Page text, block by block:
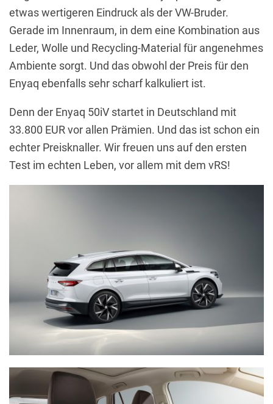
etwas wertigeren Eindruck als der VW-Bruder.
Gerade im Innenraum, in dem eine Kombination aus
Leder, Wolle und Recycling-Material für angenehmes
Ambiente sorgt. Und das obwohl der Preis für den
Enyaq ebenfalls sehr scharf kalkuliert ist.
Denn der Enyaq 50iV startet in Deutschland mit
33.800 EUR vor allen Prämien. Und das ist schon ein
echter Preisknaller. Wir freuen uns auf den ersten
Test im echten Leben, vor allem mit dem vRS!